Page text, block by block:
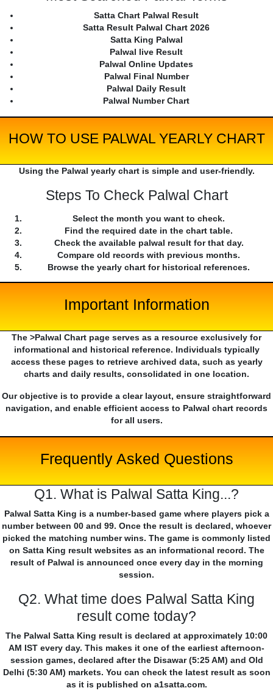
Satta Chart Palwal Result
Satta Result Palwal Chart 2026
Satta King Palwal
Palwal live Result
Palwal Online Updates
Palwal Final Number
Palwal Daily Result
Palwal Number Chart
HOW TO USE PALWAL YEARLY CHART
Using the Palwal yearly chart is simple and user-friendly.
Steps To Check Palwal Chart
Select the month you want to check.
Find the required date in the chart table.
Check the available palwal result for that day.
Compare old records with previous months.
Browse the yearly chart for historical references.
Important Information
The >Palwal Chart page serves as a resource exclusively for
informational and historical reference. Individuals typically
access these pages to retrieve archived data, such as yearly
charts and daily results, consolidated in one location.
Our objective is to provide a clear layout, ensure straightforward
navigation, and enable efficient access to Palwal chart records
for all users.
Frequently Asked Questions
Q1. What is Palwal Satta King...?
Palwal Satta King is a number-based game where players pick a
number between 00 and 99. Once the result is declared, whoever
picked the matching number wins. The game is commonly listed
on Satta King result websites as an informational record. The
result of Palwal is announced once every day in the morning
session.
Q2. What time does Palwal Satta King
result come today?
The Palwal Satta King result is declared at approximately 10:00
AM IST every day. This makes it one of the earliest afternoon-
session games, declared after the Disawar (5:25 AM) and Old
Delhi (5:30 AM) markets. You can check the latest result as soon
as it is published on a1satta.com.